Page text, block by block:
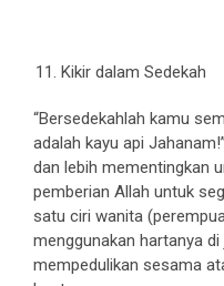
Kikir dalam Sedekah
“Bersedekahlah kamu
adalah kayu api
dan lebih mementingkan
pemberian Allah untuk
satu ciri wanita
menggunakan hartanya
mempedulikan sesama